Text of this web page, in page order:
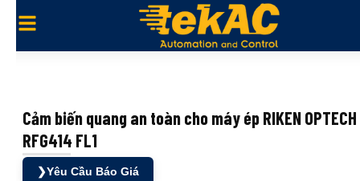
Cảm biến quang an toàn cho máy ép RIKEN OPTECH
RFG414 FL1
❯Yêu Cầu Báo Giá